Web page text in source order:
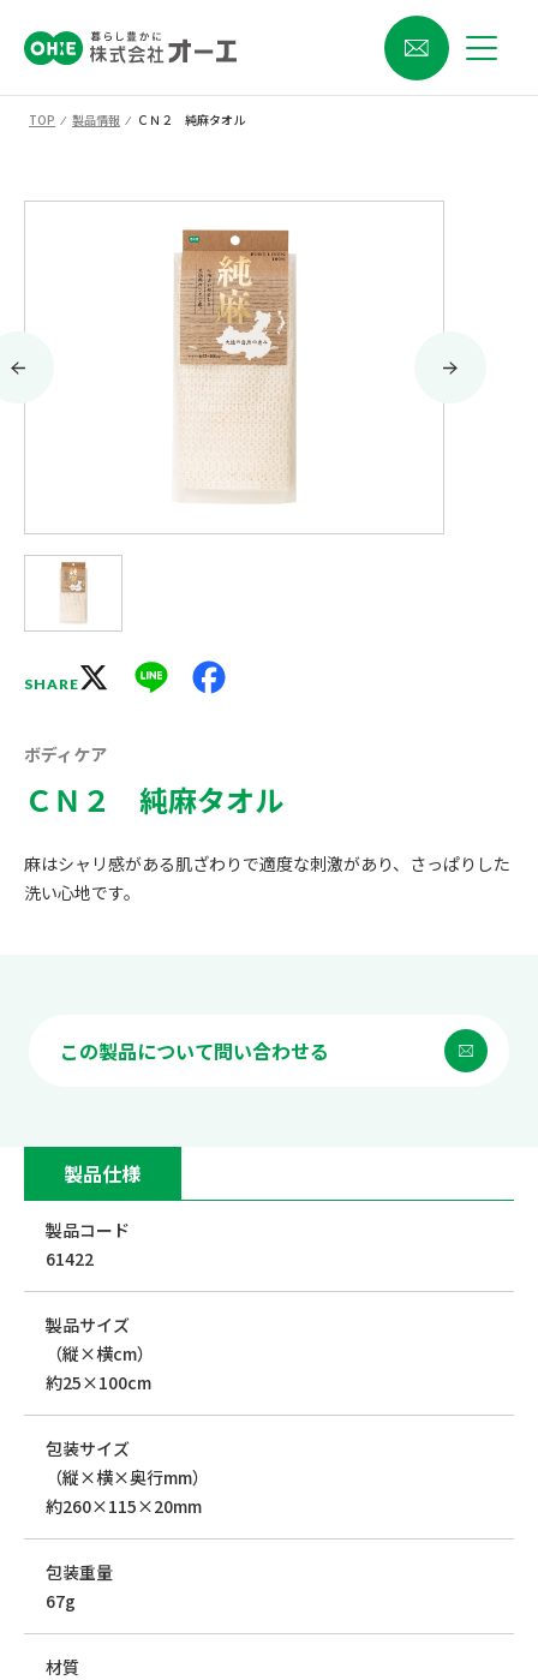
TOP ⁄ 製品情報 ⁄ ＣＮ２ 純麻タオル
SHARE Line
ボディケア
ＣＮ２ 純麻タオル
麻はシャリ感がある肌ざわりで適度な刺激があり、さっぱりした
洗い心地です。
製品仕様
製品コード
61422
製品サイズ
（縦×横cm）
約25×100cm
包装サイズ
（縦×横×奥行mm）
約260×115×20mm
包装重量
67g
材質
この製品について問い合わせる